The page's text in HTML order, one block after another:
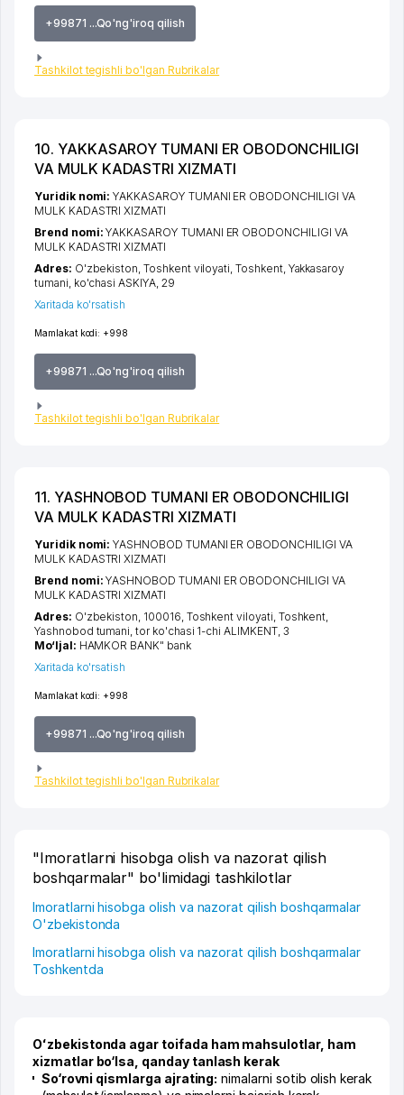
+99871 ...Qo'ng'iroq qilish
Tashkilot tegishli bo'lgan Rubrikalar
10. YAKKASAROY TUMANI ER OBODONCHILIGI
VA MULK KADASTRI XIZMATI
Mamlakat kodi: +998
+99871 ...Qo'ng'iroq qilish
Tashkilot tegishli bo'lgan Rubrikalar
Yuridik nomi:YAKKASAROY TUMANI ER OBODONCHILIGI VA
MULK KADASTRI XIZMATI
Brend nomi:YAKKASAROY TUMANI ER OBODONCHILIGI VA
MULK KADASTRI XIZMATI
Adres: O'zbekiston,Toshkent viloyati ,Toshkent, Yakkasaroy
tumani ko'chasi ASKIYA, 29
Xaritada ko'rsatish
11. YASHNOBOD TUMANI ER OBODONCHILIGI
VA MULK KADASTRI XIZMATI
Mamlakat kodi: +998
+99871 ...Qo'ng'iroq qilish
Tashkilot tegishli bo'lgan Rubrikalar
Yuridik nomi:YASHNOBOD TUMANI ER OBODONCHILIGI VA
MULK KADASTRI XIZMATI
Brend nomi:YASHNOBOD TUMANI ER OBODONCHILIGI VA
MULK KADASTRI XIZMATI
Adres: O'zbekiston, 100016, Toshkent viloyati, Toshkent,
Yashnobod tumani,tor ko'chasi 1-chi ALIMKENT, 3
Mo‘ljal: HAMKOR BANK" bank
Xaritada ko'rsatish
"Imoratlarni hisobga olish va nazorat qilish
boshqarmalar" bo'limidagi tashkilotlar
Imoratlarni hisobga olish va nazorat qilish boshqarmalar
O'zbekistonda
Imoratlarni hisobga olish va nazorat qilish boshqarmalar
Toshkentda
Oʻzbekistonda agar toifada ham mahsulotlar, ham
xizmatlar bo‘lsa, qanday tanlash kerak
So‘rovni qismlarga ajrating: nimalarni sotib olish kerak